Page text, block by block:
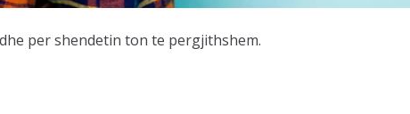
per shendetin ton te pergjithshem.